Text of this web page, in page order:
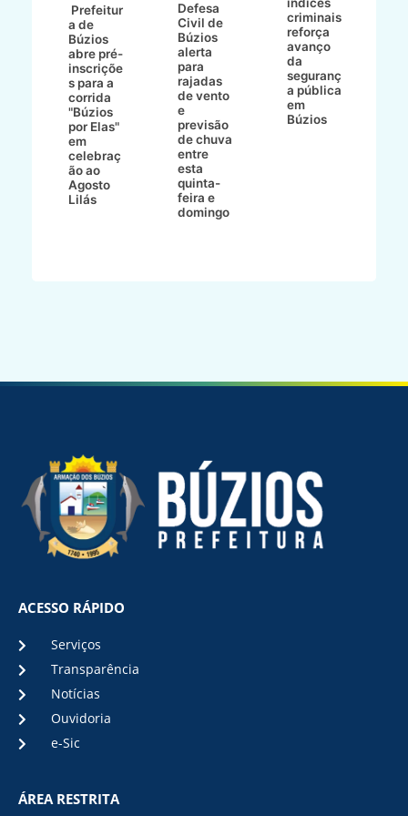
Prefeitur
a de
Búzios
abre pré-
inscriçõe
s para a
corrida
"Búzios
por Elas"
em
celebraç
ão ao
Agosto
Lilás
Defesa
Civil de
Búzios
alerta
para
rajadas
de vento
e
previsão
de chuva
entre
esta
quinta-
feira e
domingo
criminais
reforça
avanço
da
seguranç
a pública
em
Búzios
ACESSO RÁPIDO
Serviços
Transparência
Notícias
Ouvidoria
e-Sic
ÁREA RESTRITA